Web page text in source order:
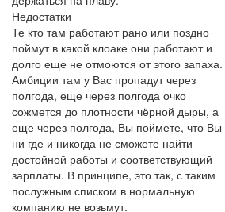
Недостатки
Те кто там работают рано или поздно
поймут в какой клоаке они работают и
долго еще не отмоются от этого запаха.
Амбиции там у Вас пропадут через
полгода, еще через полгода очко
сожмется до плотности чёрной дыры, а
еще через полгода, Вы поймете, что Вы
ни где и никогда не сможете найти
достойной работы и соответствующий
зарплаты. В принципе, это так, с таким
послужным списком в нормальную
компанию не возьмут.